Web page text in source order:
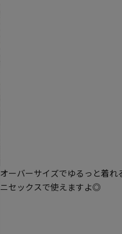
オーバーサイズでゆるっと着れ
ニセックスで使えますよ◎